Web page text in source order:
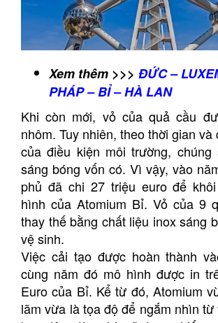
Xem thêm >>> ĐỨC –
PHÁP – BỈ – HÀ LAN
Khi còn mới, vỏ của quả cầu
nhôm. Tuy nhiên, theo thời gian và
của điều kiện môi trường,
sáng bóng vốn có. Vì vậy, vào
phủ đã chi 27 triệu euro để
hình của Atomium Bỉ. Vỏ của 9
thay thế bằng chất liệu inox sáng
vệ sinh.
Việc cải tạo được hoàn thành
cùng năm đó mô hình được in
Euro của Bỉ. Kể từ đó, Atomium
lãm vừa là tọa độ để ngắm nhìn từ